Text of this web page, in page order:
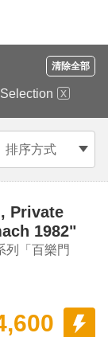
清除全部
排序方式
Private
1982"
列「百樂門
忌